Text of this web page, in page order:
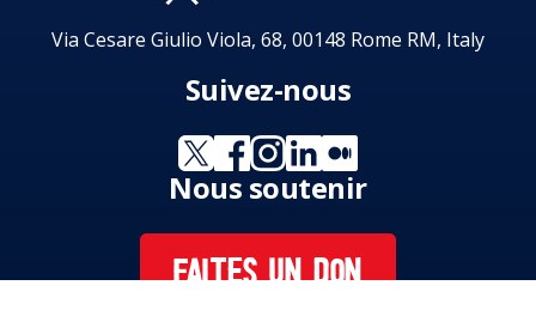
Via Cesare Giulio Viola, 68, 00148 Rome RM, Italy
Suivez-nous
Nous soutenir
FAITES UN DON